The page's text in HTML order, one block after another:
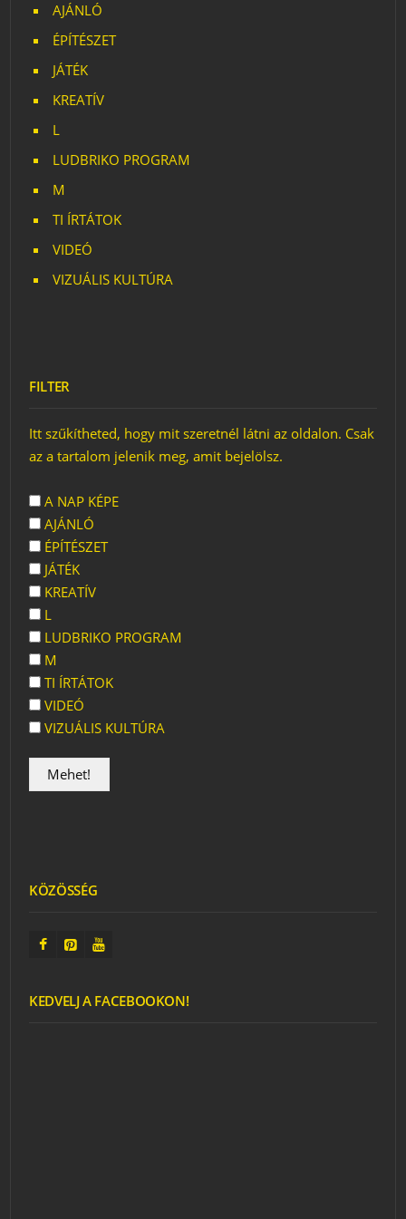
AJÁNLÓ
ÉPÍTÉSZET
JÁTÉK
KREATÍV
L
LUDBRIKO PROGRAM
M
TI ÍRTÁTOK
VIDEÓ
VIZUÁLIS KULTÚRA
FILTER
Itt szűkítheted, hogy mit szeretnél látni az oldalon. Csak
az a tartalom jelenik meg, amit bejelölsz.
A NAP KÉPE
AJÁNLÓ
ÉPÍTÉSZET
JÁTÉK
KREATÍV
L
LUDBRIKO PROGRAM
M
TI ÍRTÁTOK
VIDEÓ
VIZUÁLIS KULTÚRA
KÖZÖSSÉG
KEDVELJ A FACEBOOKON!